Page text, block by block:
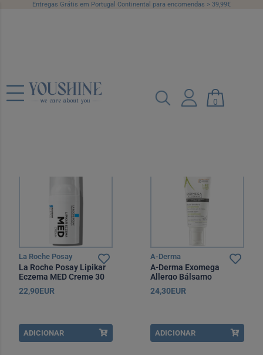
Entregas Grátis em Portugal Continental para encomendas > 39,99€
0
Campanhas Categorias
Marcas
La Roche Posay
La Roche Posay Lipikar
Eczema MED Creme 30
ml
22,90EUR
ADICIONAR
A-Derma
A-Derma Exomega
Allergo Bálsamo
Emoliente 200 ml
24,30EUR
ADICIONAR